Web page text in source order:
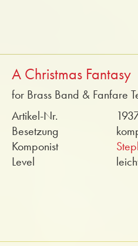
A Christmas Fantasy
for Brass Band & Fanfare
Artikel-Nr.
Besetzung
Komponist
Level